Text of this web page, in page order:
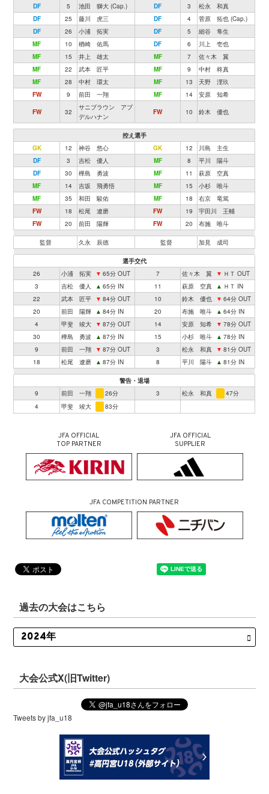
DF
5 池田 獅大 (Cap.) DF 3
松永 和真
DF
25 藤川 虎三 DF 4
菅原 拓也 (Cap.)
DF
26 小浦 拓実 DF 5
細谷 隼生
MF
10 楢崎 佑馬 DF 6
川上 壱也
MF
15 井上 雄太 MF 7
佐々木 翼
MF
22 武本 匠平 MF 9
中村 柊真
MF
28 中村 環太 MF 13
天野 浬玖
FW
9 前田 一翔 MF 14 安原 知希
FW 32
サニブラウン アブ
デルハナン
FW 10 鈴木 優也
控え選手
GK
12 神谷 悠心 GK 12
川島 主生
DF
3 吉松 優人 MF 8
平川 陽斗
DF
30 樺島 勇波 MF 11
萩原 空真
MF
14 吉坂 飛勇悟 MF 15
小杉 唯斗
MF
35 和田 駿佑 MF 18
右京 竜篤
FW
18 松尾 遼磨 FW 19
宇田川 王輔
FW
20 前田 陽輝 FW 20 布施 唯斗
監督 久永 辰徳 監督 加見 成司
選手交代
26
小浦 拓実 ▼ 65分 OUT 7 佐々木 翼 ▼ ＨＴ OUT
3
吉松 優人 ▲ 65分 IN 11 萩原 空真 ▲ ＨＴ IN
22
武本 匠平 ▼ 84分 OUT 10 鈴木 優也 ▼ 64分 OUT
20
前田 陽輝 ▲ 84分 IN 20 布施 唯斗 ▲ 64分 IN
4
甲斐 竣大 ▼ 87分 OUT 14 安原 知希 ▼ 78分 OUT
30
樺島 勇波 ▲ 87分 IN 15 小杉 唯斗 ▲ 78分 IN
9
前田 一翔 ▼ 87分 OUT 3 松永 和真 ▼ 81分 OUT
18
松尾 遼磨 ▲ 87分 IN 8 平川 陽斗 ▲ 81分 IN
警告・退場
9
前田 一翔 26分 3 松永 和真
47分
4
甲斐 竣大 83分
JFA OFFICIAL
TOP PARTNER
JFA OFFICIAL
SUPPLIER
JFA COMPETITION PARTNER
過去の大会はこちら
大会公式X(旧Twitter)
Tweets by jfa_u18